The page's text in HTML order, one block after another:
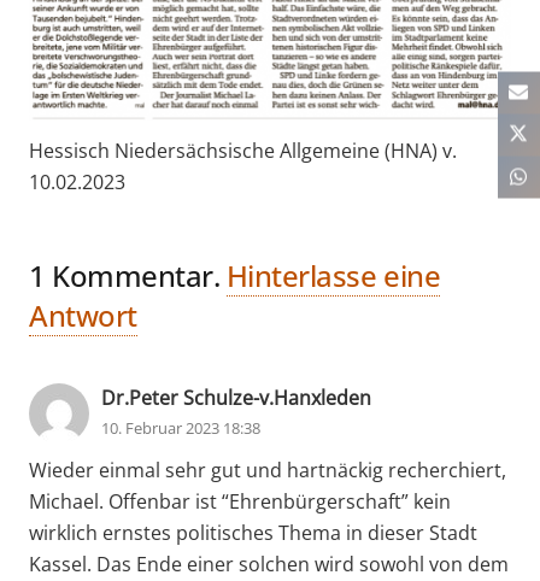
Hessisch Niedersächsische Allgemeine (HNA) v.
10.02.2023
1 Kommentar. Hinterlasse eine
Antwort
Dr.Peter Schulze-v.Hanxleden
10. Februar 2023 18:38
Wieder einmal sehr gut und hartnäckig recherchiert,
Michael. Offenbar ist “Ehrenbürgerschaft” kein
wirklich ernstes politisches Thema in dieser Stadt
Kassel. Das Ende einer solchen wird sowohl von dem